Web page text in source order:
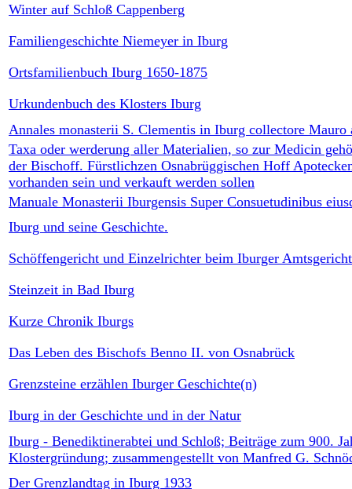
Winter auf Schloß Cappenberg
Familiengeschichte Niemeyer in Iburg
Ortsfamilienbuch Iburg 1650-1875
Urkundenbuch des Klosters Iburg
Annales monasterii S. Clementis in Iburg collectore Mauro
Taxa oder werderung aller Materialien, so zur Medicin
der Bischoff. Fürstlichzen Osnabrüggischen Hoff
vorhanden sein und verkauft werden sollen
Manuale Monasterii Iburgensis Super Consuetudinibus
Iburg und seine Geschichte.
Schöffengericht und Einzelrichter beim Iburger
Steinzeit in Bad Iburg
Kurze Chronik Iburgs
Das Leben des Bischofs Benno II. von Osnabrück
Grenzsteine erzählen Iburger Geschichte(n)
Iburg in der Geschichte und in der Natur
Iburg - Benediktinerabtei und Schloß; Beiträge zum 900.
Klostergründung; zusammengestellt von Manfred G.
Der Grenzlandtag in Iburg 1933